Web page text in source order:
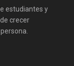
estudiantes y
crecer